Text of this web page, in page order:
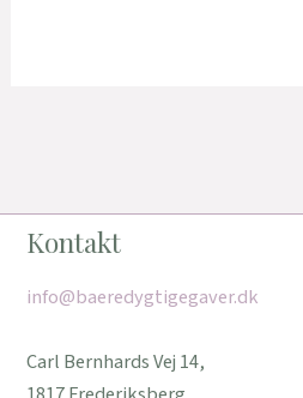
Kontakt
info@baeredygtigegaver.dk
Carl Bernhards Vej 14,